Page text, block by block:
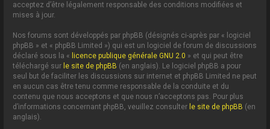
acceptez d’être légalement responsable des conditions modifiées et
mises à jour.
Nos forums sont développés par phpBB (désignés ci-après par « logiciel
phpBB » et « phpBB Limited ») qui est un logiciel de forum de discussions
déclaré sous la « licence publique générale GNU 2.0 » et qui peut être
téléchargé sur le site de phpBB (en anglais). Le logiciel phpBB a pour
seul but de faciliter les discussions sur internet et phpBB Limited ne peut
en aucun cas être tenu comme responsable de la conduite et du
contenu que nous acceptons et que nous n’acceptons pas. Pour plus
d’informations concernant phpBB, veuillez consulter le site de phpBB (en
anglais).